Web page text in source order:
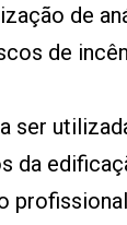
de
de
ser
da